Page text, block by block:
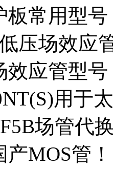
常用型号
压场效应
效应管型
用于
场管代
MOS管！